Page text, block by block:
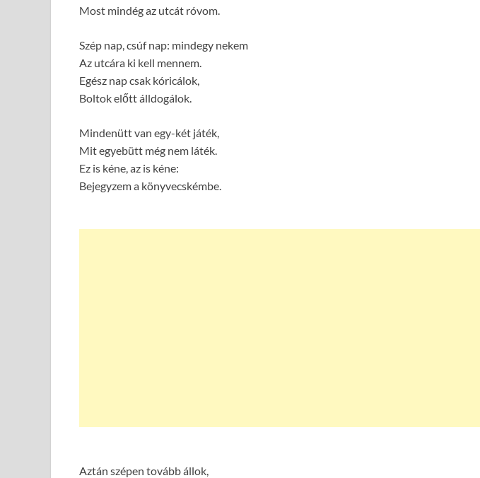
Most mindég az utcát róvom.
Szép nap, csúf nap: mindegy nekem
Az utcára ki kell mennem.
Egész nap csak kóricálok,
Boltok előtt álldogálok.
Mindenütt van egy-két játék,
Mit egyebütt még nem láték.
Ez is kéne, az is kéne:
Bejegyzem a könyvecskémbe.
Aztán szépen tovább állok,